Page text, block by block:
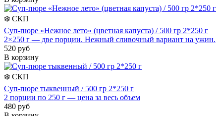
❄️ СКП
Суп-пюре «Нежное лето» (цветная капуста) / 500 гр 2*250 г
2×250 г — две порции. Нежный сливочный вариант на ужин.
520 руб
В корзину
❄️ СКП
Суп-пюре тыквенный / 500 гр 2*250 г
2 порции по 250 г — цена за весь объем
480 руб